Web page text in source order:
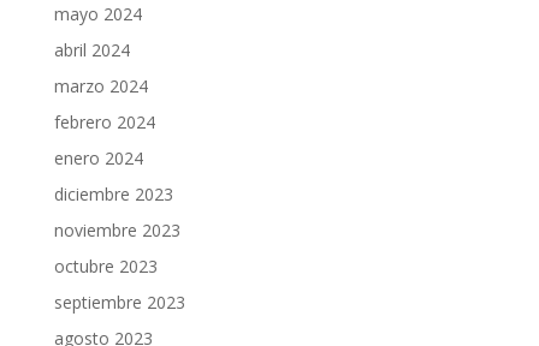
mayo 2024
abril 2024
marzo 2024
febrero 2024
enero 2024
diciembre 2023
noviembre 2023
octubre 2023
septiembre 2023
agosto 2023